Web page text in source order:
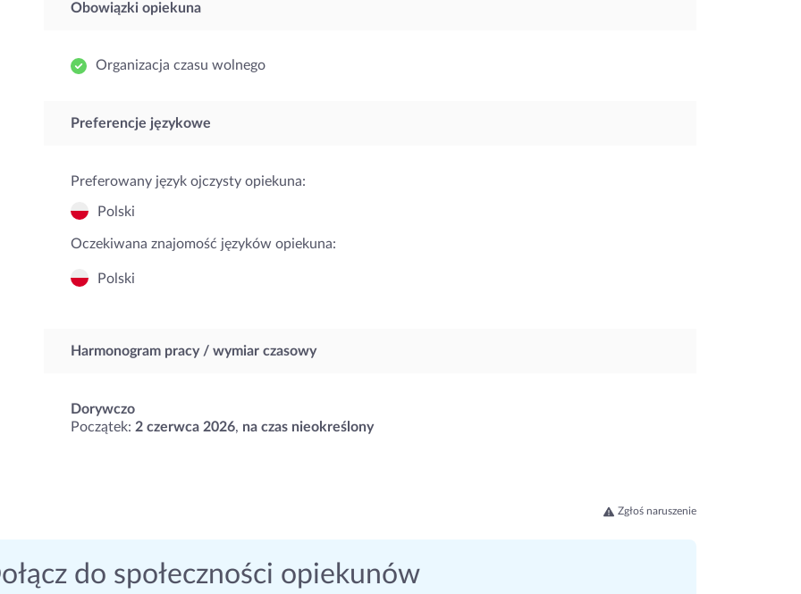
Obowiązki opiekuna
Organizacja czasu wolnego
Preferencje językowe
Preferowany język ojczysty opiekuna:
Polski
Oczekiwana znajomość języków opiekuna:
Polski
Harmonogram pracy / wymiar czasowy
Dorywczo
Początek: 2 czerwca 2026, na czas nieokreślony
Zgłoś naruszenie
do społeczności opiekunów